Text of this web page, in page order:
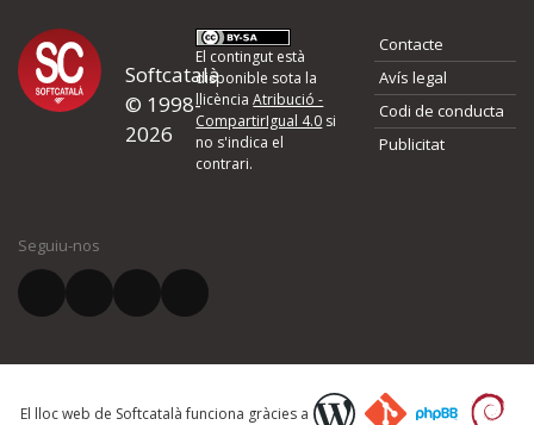
Softcatalà
© 1998-
2026
El contingut està
disponible sota la
llicènciaAtribució -
CompartirIgual 4.0 si
no s'indica el
contrari.
Contacte
Avís legal
Codi de conducta
Publicitat
Seguiu-nos
El lloc web de Softcatalà funciona gràcies a